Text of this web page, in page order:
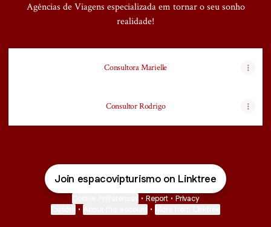
Agências de Viagens especializada em tornar o seu sonho
realidade!
Consultora Marielle
Consultor Rodrigo
Join espacovipturismo on Linktree
• Report • Privacy
• •